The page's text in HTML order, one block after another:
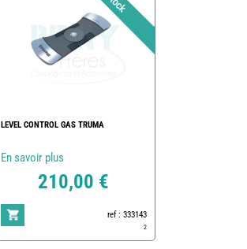
LEVEL CONTROL GAS TRUMA
En savoir plus
210,00 €
ref : 333143
2